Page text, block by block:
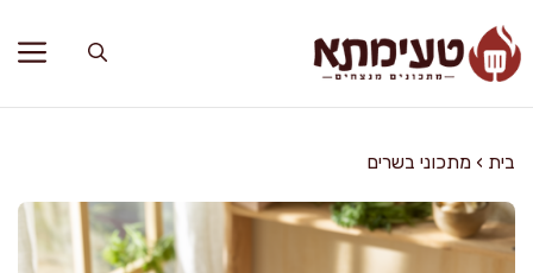
לתוכן
בית › מתכוני בשרים